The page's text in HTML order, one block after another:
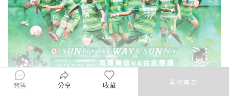
問答 分享 收藏 索取票券
獨立活動網頁
入場掃碼驗票
詳細方案說明
取消